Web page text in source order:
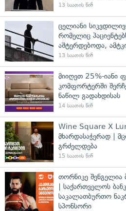
13 საათის წინ
ცელიანი
რომელიც
აშტერდებოდა,
13 საათის წინ
მიიღეთ 25%-იანი
კომფორტერში
ნაწილ გადახდისას
14 საათის წინ
Wine Square X
მხარდასაჭერად |
გრძელდება
15 საათის წინ
თორნიკე შენგელია
| საქართველოს
საკალათბურთო
სპონსორი